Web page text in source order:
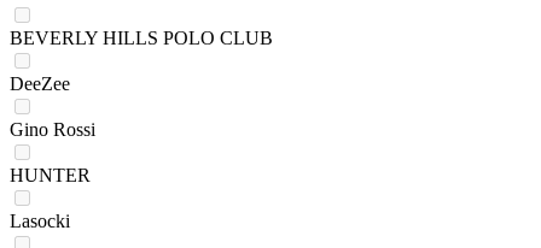
BEVERLY HILLS POLO CLUB
DeeZee
Gino Rossi
HUNTER
Lasocki